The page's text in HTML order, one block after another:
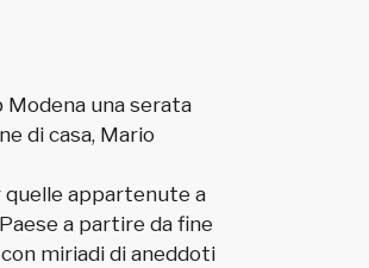
Modena una serata
di casa, Mario
quelle appartenute a
a partire da fine
miriadi di aneddoti